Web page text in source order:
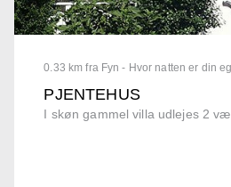
0.33 km fra Fyn - Hvor natten er din
PJENTEHUS
I skøn gammel villa udlejes 2